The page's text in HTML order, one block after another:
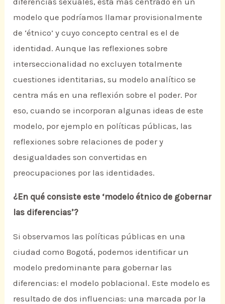
modelo que podríamos llamar provisionalmente
de ‘étnico’ y cuyo concepto central es el de
identidad. Aunque las reflexiones sobre
interseccionalidad no excluyen totalmente
cuestiones identitarias, su modelo analítico se
centra más en una reflexión sobre el poder. Por
eso, cuando se incorporan algunas ideas de este
modelo, por ejemplo en políticas públicas, las
reflexiones sobre relaciones de poder y
desigualdades son convertidas en
preocupaciones por las identidades.
¿En qué consiste este ‘modelo étnico de gobernar
las diferencias’?
Si observamos las políticas públicas en una
ciudad como Bogotá, podemos identificar un
modelo predominante para gobernar las
diferencias: el modelo poblacional. Este modelo es
resultado de dos influencias: una marcada por la